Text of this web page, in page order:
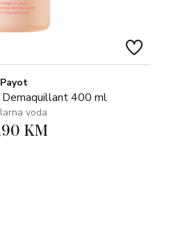
Payot
Demaquillant 400 ml
voda
KM